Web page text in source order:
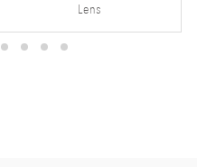
Lens